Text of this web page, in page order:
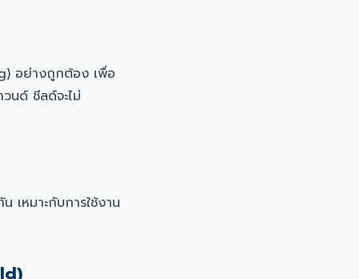
อย่างถูกต้อง เพื่อ
นด์ ชีลด์จะไม่
เหมาะกับการใช้งาน